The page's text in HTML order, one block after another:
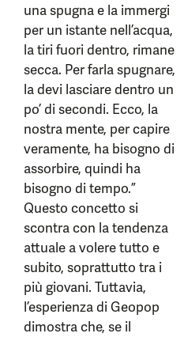
una spugna e la immergi
per un istante nell’acqua,
la tiri fuori dentro, rimane
secca. Per farla spugnare,
la devi lasciare dentro un
po’ di secondi. Ecco, la
nostra mente, per capire
veramente, ha bisogno di
assorbire, quindi ha
bisogno di tempo.”
Questo concetto si
scontra con la tendenza
attuale a volere tutto e
subito, soprattutto tra i
più giovani. Tuttavia,
l’esperienza di Geopop
dimostra che, se il